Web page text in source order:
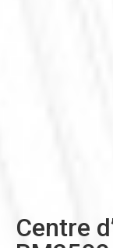
Centre